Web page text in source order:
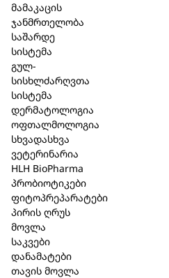
მამაკაცის
ჯანმრთელობა
საშარდე
სისტემა
გულ-
სისხლძარღვთა
სისტემა
დერმატოლოგია
ოფთალმოლოგია
სხვადასხვა
ვეტერინარია
HLH BioPharma
პრობიოტიკები
ფიტოპრეპარატები
პირის ღრუს
მოვლა
საკვები
დანამატები
თავის მოვლა